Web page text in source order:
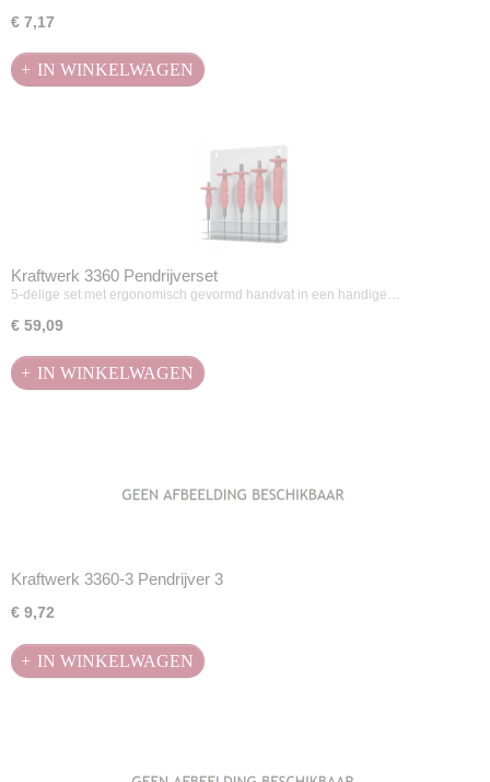
€ 7,17
IN WINKELWAGEN
Kraftwerk 3360 Pendrijverset
5-delige set met ergonomisch gevormd handvat in een handige…
€ 59,09
IN WINKELWAGEN
Kraftwerk 3360-3 Pendrijver 3
€ 9,72
IN WINKELWAGEN